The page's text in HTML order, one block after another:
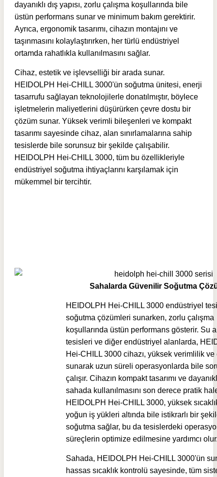
dayanıklı dış yapısı, zorlu çalışma koşullarında bile
üstün performans sunar ve minimum bakım gerektirir.
Ayrıca, ergonomik tasarımı, cihazın montajını ve
taşınmasını kolaylaştırırken, her türlü endüstriyel
ortamda rahatlıkla kullanılmasını sağlar.
Cihaz, estetik ve işlevselliği bir arada sunar.
HEIDOLPH Hei-CHILL 3000'ün soğutma ünitesi, enerji
tasarrufu sağlayan teknolojilerle donatılmıştır, böylece
işletmelerin maliyetlerini düşürürken çevre dostu bir
çözüm sunar. Yüksek verimli bileşenleri ve kompakt
tasarımı sayesinde cihaz, alan sınırlamalarına sahip
tesislerde bile sorunsuz bir şekilde çalışabilir.
HEIDOLPH Hei-CHILL 3000, tüm bu özellikleriyle
endüstriyel soğutma ihtiyaçlarını karşılamak için
mükemmel bir tercihtir.
Sahalarda Güvenilir Soğutma
HEIDOLPH Hei-CHILL 3000 endüstriyel
soğutma çözümleri sunarken, zorlu çalışma
koşullarında üstün performans gösterir. Su
tesisleri ve diğer endüstriyel alanlarda,
Hei-CHILL 3000 cihazı, yüksek verimlilik
sunarak uzun süreli operasyonlarda bile
çalışır. Cihazın kompakt tasarımı ve
sahada kullanılmasını son derece pratik
HEIDOLPH Hei-CHILL 3000, yüksek
yoğun iş yükleri altında bile istikrarlı bir
soğutma sağlar, bu da tesislerdeki
süreçlerin optimize edilmesine yardımcı
Sahada, HEIDOLPH Hei-CHILL 3000'ün
hassas sıcaklık kontrolü sayesinde, tüm